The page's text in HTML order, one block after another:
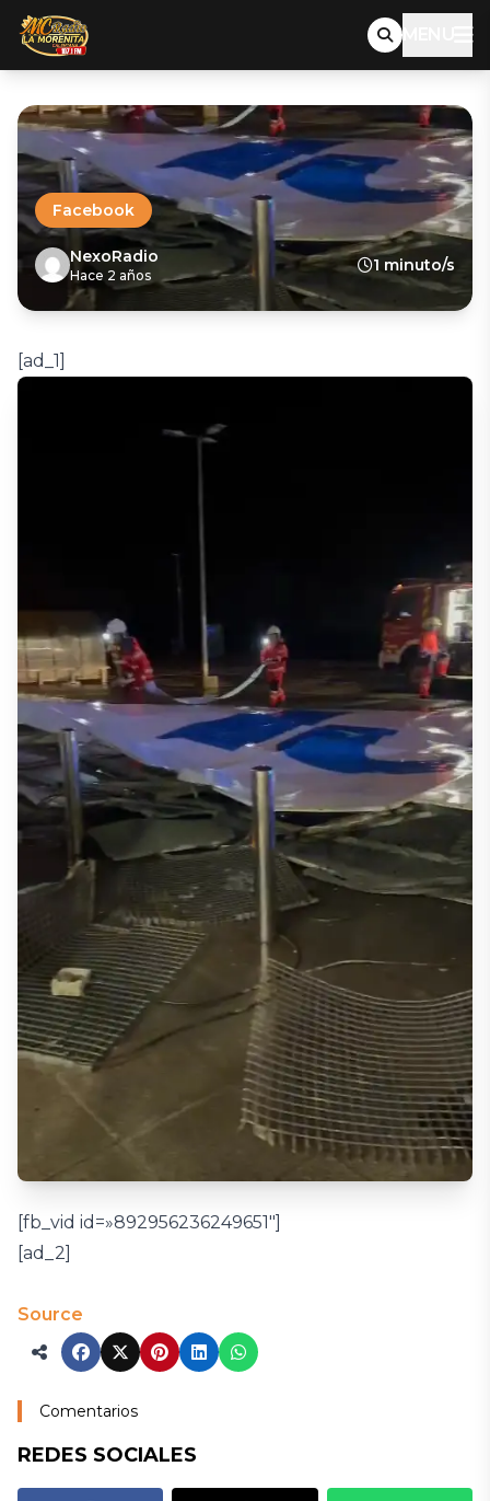
MENU
Facebook
NexoRadio
Hace 2 años
1 minuto/s
[ad_1]
[fb_vid id=»892956236249651″]
[ad_2]
Source
Comentarios
REDES SOCIALES